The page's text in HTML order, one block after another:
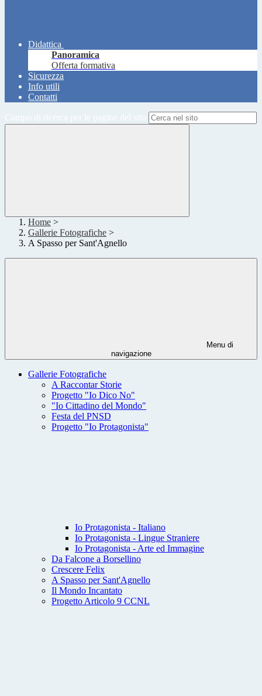
Didattica
Panoramica
Offerta formativa
Sicurezza
Info utili
Contatti
Home >
Gallerie Fotografiche >
A Spasso per Sant'Agnello
Menu di
navigazione
Gallerie Fotografiche
A Raccontar Storie
Progetto "Io Dico No"
"Io Cittadino del Mondo"
Festa del PNSD
Progetto "Io Protagonista"
Io Protagonista - Italiano
Io Protagonista - Lingue Straniere
Io Protagonista - Arte ed Immagine
Da Falcone a Borsellino
Crescere Felix
A Spasso per Sant'Agnello
Il Mondo Incantato
Progetto Articolo 9 CCNL